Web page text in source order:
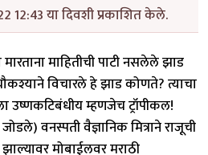
12:43 या दिवशी प्रकाशित केले.
माहितीची पाटी नसलेले झाड
विचारले हे झाड कोणते? त्याचा
उष्णकटिबंधीय म्हणजेच ट्रॉपीकल!
वनस्पती वैज्ञानिक मित्राने राजूची
मोबाईलवर मराठी